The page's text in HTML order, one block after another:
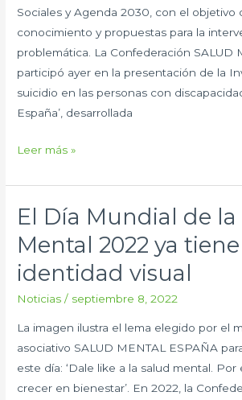
Sociales y Agenda 2030, con el objetivo
conocimiento y propuestas para la
problemática. La Confederación SALUD
participó ayer en la presentación de la
suicidio en las personas con
España’, desarrollada
las
personas
discapacidad
Leer más »
El Día Mundial de la
Mental 2022 ya tiene
identidad visual
Noticias / septiembre 8, 2022
La imagen ilustra el lema elegido por el
asociativo SALUD MENTAL ESPAÑA
este día: ‘Dale like a la salud mental.
crecer en bienestar’. En 2022, la
El
Mundial
de
Mental
2022
ya
tiene